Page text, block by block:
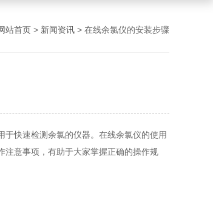
站首页 > 新闻资讯 > 在线余氯仪的安装步骤
快速检测余氯的仪器。在线余氯仪的使用
注意事项，有助于大家掌握正确的操作规